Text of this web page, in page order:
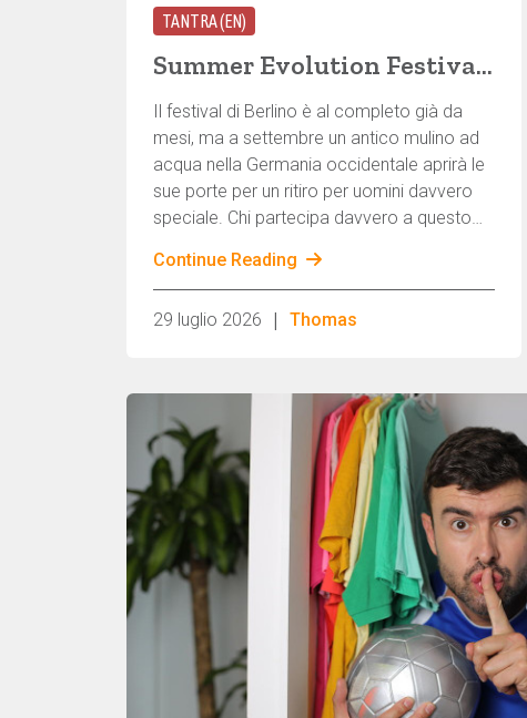
TANTRA (EN)
Summer Evolution Festival — Chi ci sarà e perché?
Il festival di Berlino è al completo già da
mesi, ma a settembre un antico mulino ad
acqua nella Germania occidentale aprirà le
sue porte per un ritiro per uomini davvero
speciale. Chi partecipa davvero a questo
quotidiana tra lavoro sul corpo, rituali e
natura, al di là dei tipici cliché sulla sauna? E,
soprattutto: è davvero qualcosa che fa per
quattro giorni?
Continue Reading
29 luglio 2026 | Thomas